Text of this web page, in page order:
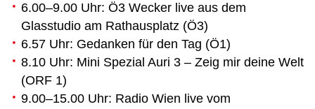
6.00–9.00 Uhr: Ö3 Wecker live aus dem
Glasstudio am Rathausplatz (Ö3)
6.57 Uhr: Gedanken für den Tag (Ö1)
8.10 Uhr: Mini Spezial Auri 3 – Zeig mir deine Welt
(ORF 1)
9.00–15.00 Uhr: Radio Wien live vom